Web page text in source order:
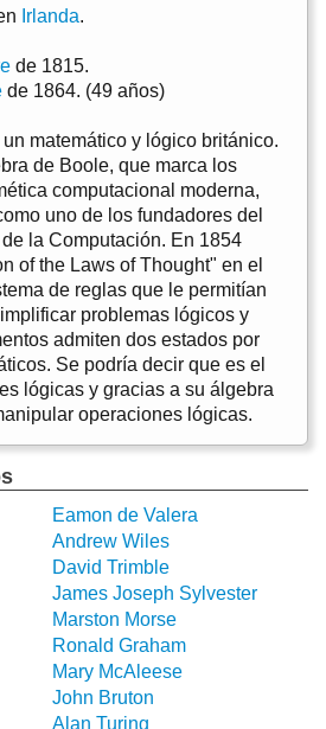
Irlanda.
de 1815.
de 1864. (49 años)
matemático y lógico británico.
de Boole, que marca los
computacional moderna,
uno de los fundadores del
la Computación. En 1854
of the Laws of Thought" en el
de reglas que le permitían
problemas lógicos y
admiten dos estados por
Se podría decir que es el
lógicas y gracias a su álgebra
operaciones lógicas.
Eamon de Valera
Andrew Wiles
David Trimble
James Joseph Sylvester
Marston Morse
Ronald Graham
Mary McAleese
John Bruton
Alan Turing